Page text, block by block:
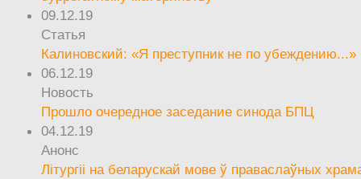
09.12.19
Статья
Калиновский: «Я преступник не по убеждению...»
06.12.19
Новость
Прошло очередное заседание синода БПЦ
04.12.19
Анонс
Літургіі на беларускай мове ў праваслаўных